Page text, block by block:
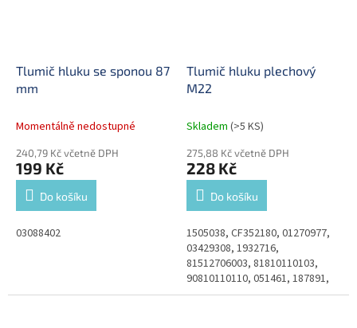
Tlumič hluku se sponou 87
mm
Momentálně nedostupné
240,79 Kč včetně DPH
199 Kč
Do košíku
03088402
Tlumič hluku plechový
M22
Skladem (>5 KS)
275,88 Kč včetně DPH
228 Kč
Do košíku
1505038, CF352180, 01270977,
03429308, 1932716,
81512706003, 81810110103,
90810110110, 051461, 187891,
77325, 42532238, H03210201,